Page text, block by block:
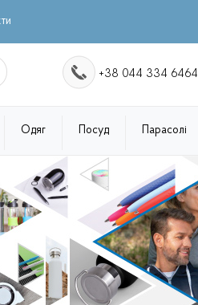
+38 044 334 6464
Одяг Посуд Парасолі